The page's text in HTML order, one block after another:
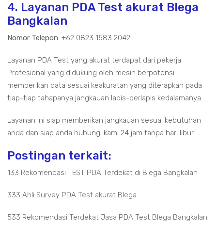
4. Layanan PDA Test akurat Blega
Bangkalan
Nomor Telepon: +62 0823 1583 2042
Layanan PDA Test yang akurat terdapat dari pekerja
Profesional yang didukung oleh mesin berpotensi
memberikan data sesuai keakuratan yang diterapkan pada
tiap-tiap tahapanya jangkauan lapis-perlapis kedalamanya.
Layanan ini siap memberikan jangkauan sesuai kebutuhan
anda dan siap anda hubungi kami 24 jam tanpa hari libur.
Postingan terkait:
133 Rekomendasi TEST PDA Terdekat di Blega Bangkalan
333 Ahli Survey PDA Test akurat Blega
533 Rekomendasi Terdekat Jasa PDA Test Blega Bangkalan